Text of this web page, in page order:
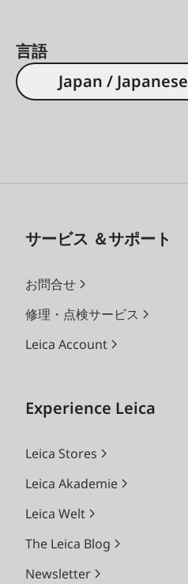
言語
Japan / Japanese
サービス ＆サポート
お問合せ
修理・点検サービス
Leica Account
Experience Leica
Leica Stores
Leica Akademie
Leica Welt
The Leica Blog
Newsletter